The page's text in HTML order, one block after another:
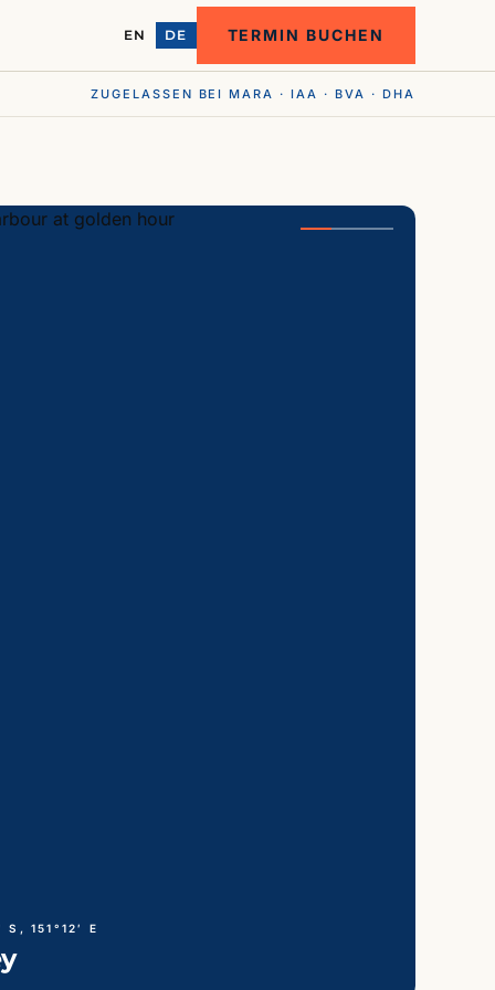
EN DE TERMIN BUCHEN
ZUGELASSEN BEI MARA · IAA · BVA · DHA